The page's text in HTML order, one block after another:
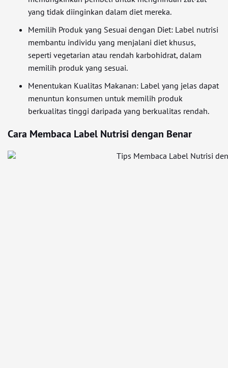
yang tidak diinginkan dalam diet mereka.
Memilih Produk yang Sesuai dengan Diet: Label nutrisi
membantu individu yang menjalani diet khusus,
seperti vegetarian atau rendah karbohidrat, dalam
memilih produk yang sesuai.
Menentukan Kualitas Makanan: Label yang jelas dapat
menuntun konsumen untuk memilih produk
berkualitas tinggi daripada yang berkualitas rendah.
Cara Membaca Label Nutrisi dengan Benar